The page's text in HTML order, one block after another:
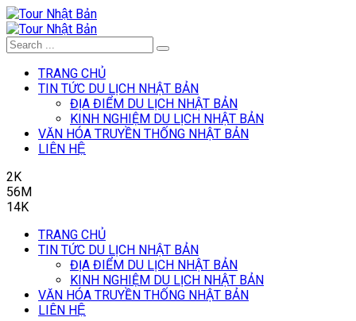
TRANG CHỦ
TIN TỨC DU LỊCH NHẬT BẢN
ĐỊA ĐIỂM DU LỊCH NHẬT BẢN
KINH NGHIỆM DU LỊCH NHẬT BẢN
VĂN HÓA TRUYỀN THỐNG NHẬT BẢN
LIÊN HỆ
2K
56M
14K
TRANG CHỦ
TIN TỨC DU LỊCH NHẬT BẢN
ĐỊA ĐIỂM DU LỊCH NHẬT BẢN
KINH NGHIỆM DU LỊCH NHẬT BẢN
VĂN HÓA TRUYỀN THỐNG NHẬT BẢN
LIÊN HỆ